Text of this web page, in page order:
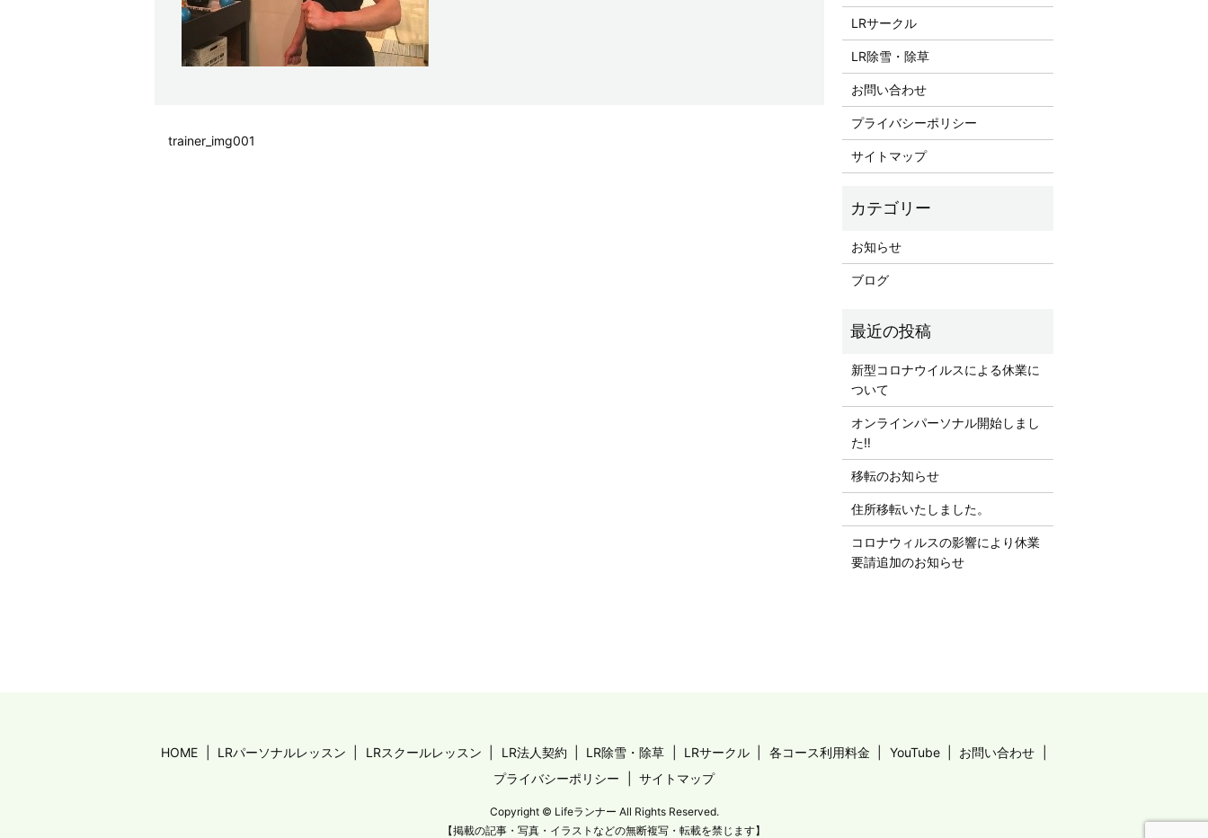
trainer_img001
LRサークル
LR除雪・除草
お問い合わせ
プライバシーポリシー
サイトマップ
お知らせ
ブログ
新型コロナウイルスによる休業に
ついて
オンラインパーソナル開始しまし
た‼︎
移転のお知らせ
住所移転いたしました。
コロナウィルスの影響により休業
要請追加のお知らせ
HOME LRパーソナルレッスン LRスクールレッスン LR法人契約 LR除雪・除草 LRサークル 各コース利用料金 YouTube
お問い合わせ
プライバシーポリシー
サイトマップ
Copyright © Lifeランナー All Rights Reserved.
【掲載の記事・写真・イラストなどの無断複写・転載を禁じます】